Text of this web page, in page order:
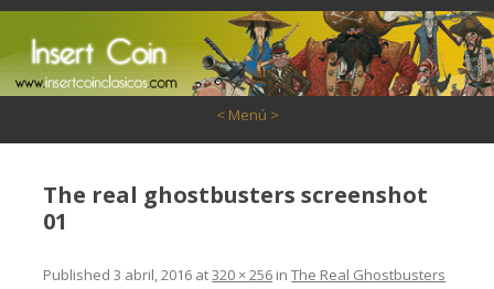
< Menú >
The real ghostbusters screenshot
01
Published3 abril, 2016 at320 × 256 inThe Real Ghostbusters